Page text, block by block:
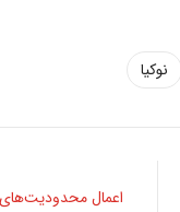
نوکیا
اعمال محدودیت‌های